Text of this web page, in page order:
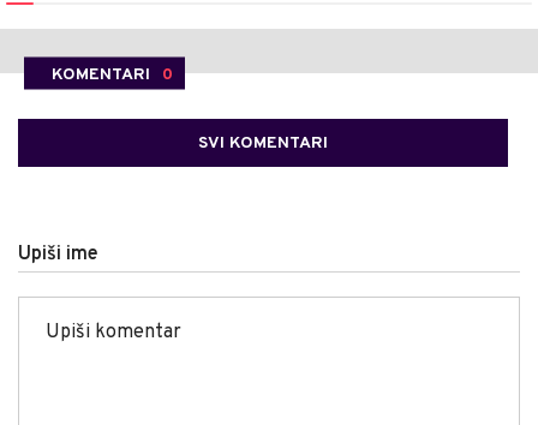
KOMENTARI 0
SVI KOMENTARI
Upiši ime